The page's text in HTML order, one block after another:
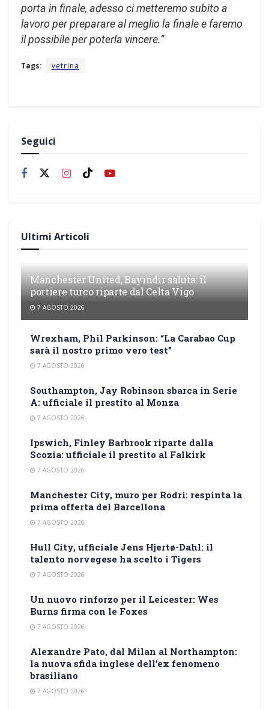
porta in finale, adesso ci metteremo subito a
lavoro per preparare al meglio la finale e faremo
il possibile per poterla vincere.”
Tags: vetrina
Seguici
Ultimi Articoli
Manchester United, Bayındır saluta: il
portiere turco riparte dal Celta Vigo
7 AGOSTO 2026
Wrexham, Phil Parkinson: “La Carabao Cup
sarà il nostro primo vero test”
7 AGOSTO 2026
Southampton, Jay Robinson sbarca in Serie
A: ufficiale il prestito al Monza
7 AGOSTO 2026
Ipswich, Finley Barbrook riparte dalla
Scozia: ufficiale il prestito al Falkirk
7 AGOSTO 2026
Manchester City, muro per Rodri: respinta la
prima offerta del Barcellona
7 AGOSTO 2026
Hull City, ufficiale Jens Hjertø-Dahl: il
talento norvegese ha scelto i Tigers
7 AGOSTO 2026
Un nuovo rinforzo per il Leicester: Wes
Burns firma con le Foxes
7 AGOSTO 2026
Alexandre Pato, dal Milan al Northampton:
la nuova sfida inglese dell’ex fenomeno
brasiliano
7 AGOSTO 2026